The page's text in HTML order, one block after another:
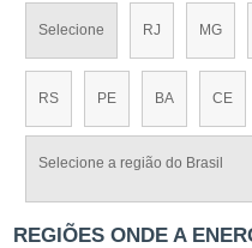
Selecione RJ MG
RS PE BA CE
Selecione a região do Brasil
REGIÕES ONDE A